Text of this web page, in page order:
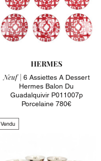
HERMES
Neuf | 6 Assiettes A Dessert
Hermes Balon Du
Guadalquivir P011007p
Porcelaine 780€
Vendu